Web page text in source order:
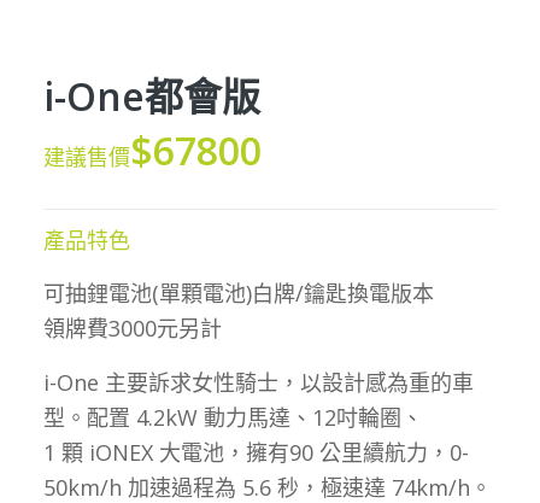
i-One都會版
建議售價$67800
產品特色
可抽鋰電池(單顆電池)白牌/鑰匙換電版本
領牌費3000元另計
i-One 主要訴求女性騎士，以設計感為重的車
型。配置 4.2kW 動力馬達、12吋輪圈、
1 顆 iONEX 大電池，擁有90 公里續航力，0-
50km/h 加速過程為 5.6 秒，極速達 74km/h。